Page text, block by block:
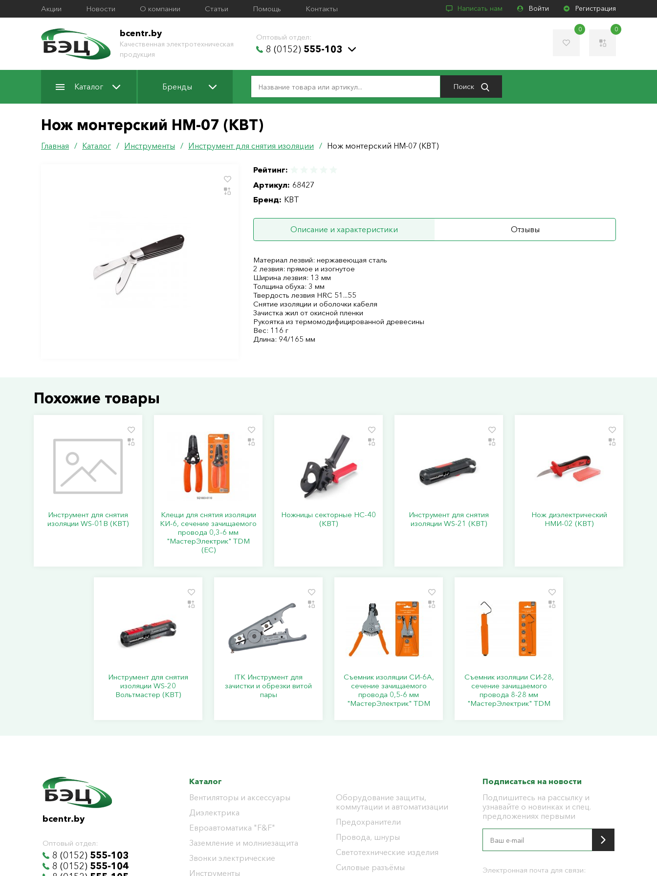
Акции Новости О компании Статьи Помощь Контакты Написать нам Войти Регистрация
bcentr.by
Качественная электротехническая
продукция
Оптовый отдел:
8 (0152) 555-103
0 0
Каталог Бренды Поиск
Нож монтерский НМ-07 (КВТ)
Главная / Каталог / Инструменты / Инструмент для снятия изоляции / Нож монтерский НМ-07 (КВТ)
Рейтинг:
Артикул: 68427
Бренд: КВТ
Описание и характеристики Отзывы
Материал лезвий: нержавеющая сталь
2 лезвия: прямое и изогнутое
Ширина лезвия: 13 мм
Толщина обуха: 3 мм
Твердость лезвия HRC 51...55
Снятие изоляции и оболочки кабеля
Зачистка жил от окисной пленки
Рукоятка из термомодифицированной древесины
Вес: 116 г
Длина: 94/165 мм
Похожие товары
Инструмент для снятия
изоляции WS-01B (КВТ)
Клещи для снятия изоляции
КИ-6, сечение зачищаемого
провода 0,3-6 мм
"МастерЭлектрик" TDM
(ЕС)
Ножницы секторные НС-40
(КВТ)
Инструмент для снятия
изоляции WS-21 (КВТ)
Нож диэлектрический
НМИ-02 (КВТ)
Инструмент для снятия
изоляции WS-20
Вольтмастер (КВТ)
ITK Инструмент для
зачистки и обрезки витой
пары
Съемник изоляции СИ-6А,
сечение зачищаемого
провода 0,5-6 мм
"МастерЭлектрик" TDM
Съемник изоляции СИ-28,
сечение зачищаемого
провода 8-28 мм
"МастерЭлектрик" TDM
bcentr.by
Оптовый отдел:
8 (0152) 555-103
8 (0152) 555-104
Каталог
Вентиляторы и аксессуары
Диэлектрика
Евроавтоматика "F&F"
Заземление и молниезащита
Звонки электрические
Инструменты
Оборудование защиты,
коммутации и автоматизации
Предохранители
Провода, шнуры
Светотехнические изделия
Силовые разъёмы
Подписаться на новости
Подпишитесь на рассылку и
узнавайте о новинках и спец.
предложениях первыми
Электронная почта для связи: